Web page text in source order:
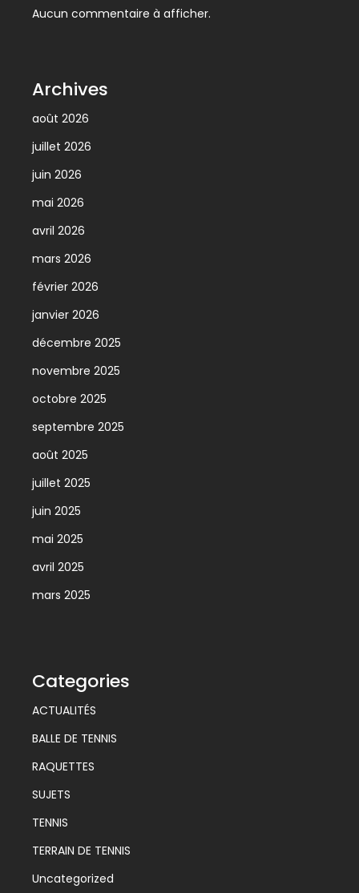
Aucun commentaire à afficher.
Archives
août 2026
juillet 2026
juin 2026
mai 2026
avril 2026
mars 2026
février 2026
janvier 2026
décembre 2025
novembre 2025
octobre 2025
septembre 2025
août 2025
juillet 2025
juin 2025
mai 2025
avril 2025
mars 2025
Categories
ACTUALITÉS
BALLE DE TENNIS
RAQUETTES
SUJETS
TENNIS
TERRAIN DE TENNIS
Uncategorized